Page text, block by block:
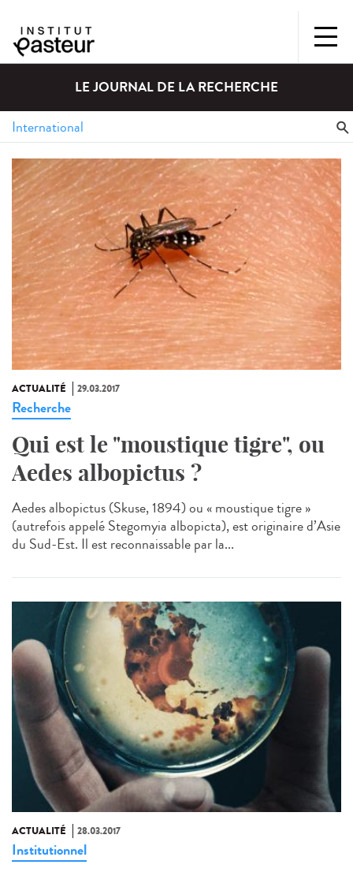
LE JOURNAL DE LA RECHERCHE
ACTUALITÉ 29.03.2017
Recherche
Qui est le "moustique tigre", ou
Aedes albopictus ?
Aedes albopictus (Skuse, 1894) ou « moustique tigre »
(autrefois appelé Stegomyia albopicta), est originaire d’Asie
du Sud-Est. Il est reconnaissable par la...
ACTUALITÉ 28.03.2017
Institutionnel